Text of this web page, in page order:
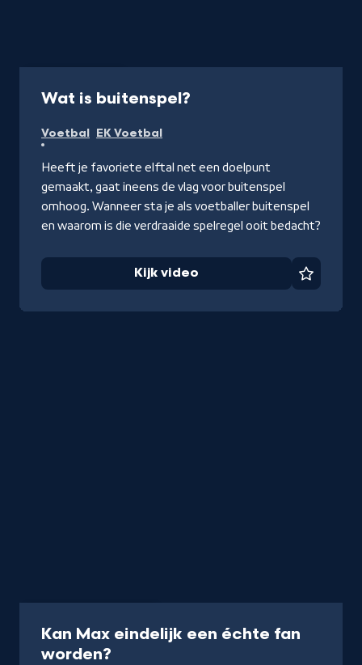
Wat is buitenspel?
Voetbal EK Voetbal
Heeft je favoriete elftal net een doelpunt
gemaakt, gaat ineens de vlag voor buitenspel
omhoog. Wanneer sta je als voetballer buitenspel
en waarom is die verdraaide spelregel ooit bedacht?
Kijk video
Kan Max eindelijk een échte fan
worden?